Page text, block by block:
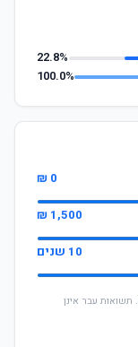
22.8%
100.0%
0 ₪
1,500 ₪
10 שנים
* החישוב מבוסס על תשואה שנתית ממוצעת של -3.99%. תשואות עבר אינן